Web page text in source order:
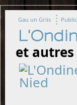
Gau un Griis
et